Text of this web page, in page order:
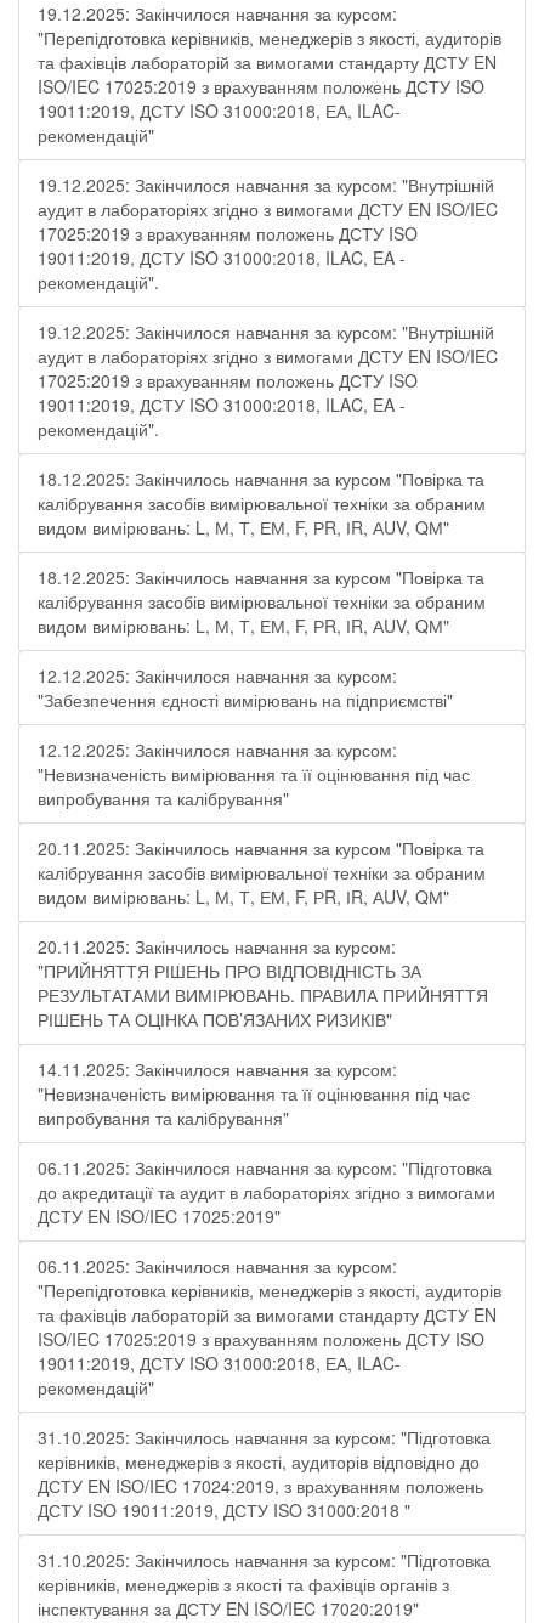
19.12.2025: Закінчилося навчання за курсом:
"Перепідготовка керівників, менеджерів з якості, аудиторів
та фахівців лабораторій за вимогами стандарту ДСТУ EN
ISO/IEC 17025:2019 з врахуванням положень ДСТУ ISO
19011:2019, ДСТУ ISO 31000:2018, ЕА, ILAC-
рекомендацій"
19.12.2025: Закінчилося навчання за курсом: "Внутрішній
аудит в лабораторіях згідно з вимогами ДСТУ EN ISO/IEC
17025:2019 з врахуванням положень ДСТУ ISO
19011:2019, ДСТУ ISO 31000:2018, ILAC, EA -
рекомендацій".
19.12.2025: Закінчилося навчання за курсом: "Внутрішній
аудит в лабораторіях згідно з вимогами ДСТУ EN ISO/IEC
17025:2019 з врахуванням положень ДСТУ ISO
19011:2019, ДСТУ ISO 31000:2018, ILAC, EA -
рекомендацій".
18.12.2025: Закінчилось навчання за курсом "Повірка та
калібрування засобів вимірювальної техніки за обраним
видом вимірювань: L, М, Т, ЕМ, F, РR, ІR, АUV, QМ"
18.12.2025: Закінчилось навчання за курсом "Повірка та
калібрування засобів вимірювальної техніки за обраним
видом вимірювань: L, М, Т, ЕМ, F, РR, ІR, АUV, QМ"
12.12.2025: Закінчилося навчання за курсом:
"Забезпечення єдності вимірювань на підприємстві"
12.12.2025: Закінчилося навчання за курсом:
"Невизначеність вимірювання та її оцінювання під час
випробування та калібрування"
20.11.2025: Закінчилось навчання за курсом "Повірка та
калібрування засобів вимірювальної техніки за обраним
видом вимірювань: L, М, Т, ЕМ, F, РR, ІR, АUV, QМ"
20.11.2025: Закінчилось навчання за курсом:
"ПРИЙНЯТТЯ РІШЕНЬ ПРО ВІДПОВІДНІСТЬ ЗА
РЕЗУЛЬТАТАМИ ВИМІРЮВАНЬ. ПРАВИЛА ПРИЙНЯТТЯ
РІШЕНЬ ТА ОЦІНКА ПОВ’ЯЗАНИХ РИЗИКІВ"
14.11.2025: Закінчилося навчання за курсом:
"Невизначеність вимірювання та її оцінювання під час
випробування та калібрування"
06.11.2025: Закінчилося навчання за курсом: "Підготовка
до акредитації та аудит в лабораторіях згідно з вимогами
ДСТУ EN ISO/IEC 17025:2019"
06.11.2025: Закінчилося навчання за курсом:
"Перепідготовка керівників, менеджерів з якості, аудиторів
та фахівців лабораторій за вимогами стандарту ДСТУ EN
ISO/IEC 17025:2019 з врахуванням положень ДСТУ ISO
19011:2019, ДСТУ ISO 31000:2018, ЕА, ILAC-
рекомендацій"
31.10.2025: Закінчилось навчання за курсом: "Підготовка
керівників, менеджерів з якості, аудиторів відповідно до
ДСТУ EN ISO/IEC 17024:2019, з врахуванням положень
ДСТУ ISO 19011:2019, ДСТУ ISO 31000:2018 "
31.10.2025: Закінчилось навчання за курсом: "Підготовка
керівників, менеджерів з якості та фахівців органів з
інспектування за ДСТУ EN ISO/IEC 17020:2019"